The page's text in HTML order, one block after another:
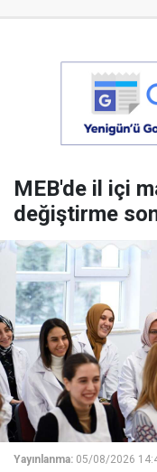
MEB'de il içi
değiştirme
Yayınlanma: 05/08/2026